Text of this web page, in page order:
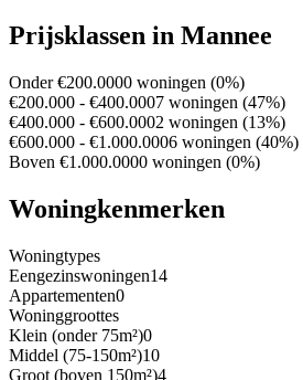
Prijsklassen in Mannee
Onder €200.0000 woningen (0%)
€200.000 - €400.0007 woningen (47%)
€400.000 - €600.0002 woningen (13%)
€600.000 - €1.000.0006 woningen (40%)
Boven €1.000.0000 woningen (0%)
Woningkenmerken
Woningtypes
Eengezinswoningen14
Appartementen0
Woninggroottes
Klein (onder 75m²)0
Middel (75-150m²)10
Groot (boven 150m²)4